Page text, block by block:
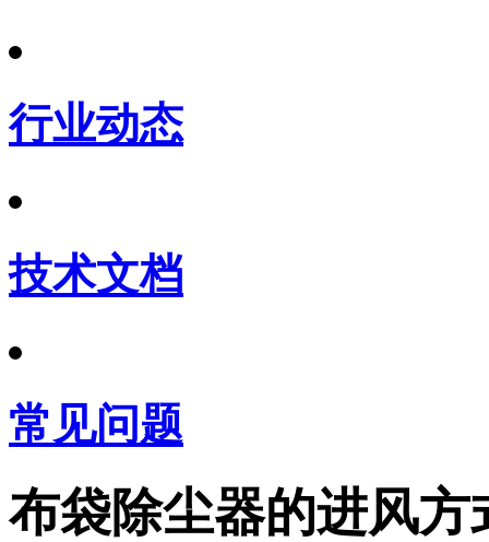
行业动态
技术文档
常见问题
布袋除尘器的进风